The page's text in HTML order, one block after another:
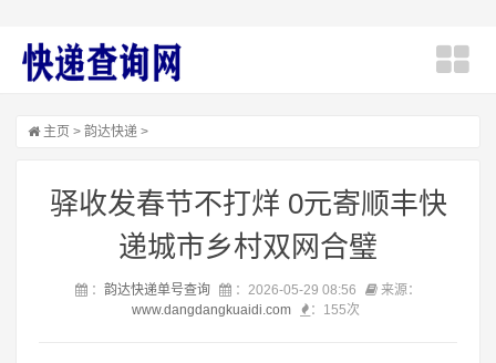
主页 > 韵达快递 >
驿收发春节不打烊 0元寄顺丰快
递城市乡村双网合璧
： 韵达快递单号查询 ：2026-05-29 08:56
来源：
www.dangdangkuaidi.com
： 155次